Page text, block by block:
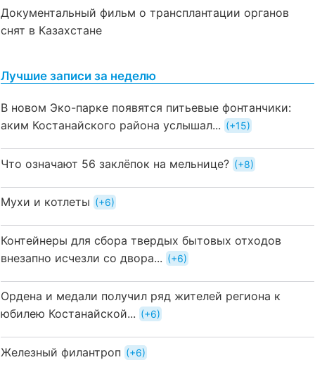
Документальный фильм о трансплантации органов
снят в Казахстане
Лучшие записи за неделю
В новом Эко-парке появятся питьевые фонтанчики:
аким Костанайского района услышал...
+15
Что означают 56 заклёпок на мельнице? +8
Мухи и котлеты +6
Контейнеры для сбора твердых бытовых отходов
внезапно исчезли со двора...
+6
Ордена и медали получил ряд жителей региона к
юбилею Костанайской...
+6
Железный филантроп +6